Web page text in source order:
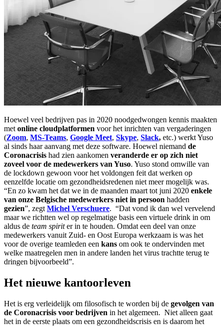
Hoewel veel bedrijven pas in 2020 noodgedwongen kennis maakten
metonline cloudplatformen voor het inrichten van vergaderingen
(Zoom, MS-Teams, Google Meet, Skype, Slack, etc.) werkt Yuso
al sinds haar aanvang met deze software. Hoewel niemand de
Coronacrisis had zien aankomen veranderde er op zich niet
zoveel voor de medewerkers van Yuso. Yuso stond omwille van
de lockdown gewoon voor het voldongen feit dat werken op
eenzelfde locatie om gezondheidsredenen niet meer mogelijk was.
“En zo kwam het dat we in de maanden maart tot juni 2020 enkele
van onze Belgische medewerkers niet in persoon hadden
gezien”, zegtMichel Verschuere. “Dat vond ik dan wel vervelend
maar we richtten wel op regelmatige basis een virtuele drink in om
aldus de team spiriter in te houden. Omdat een deel van onze
medewerkers vanuit Zuid- en Oost Europa werkzaam is was het
voor de overige teamleden een kans om ook te ondervinden met
welke maatregelen men in andere landen het virus trachtte terug te
dringen bijvoorbeeld”.
Het nieuwe kantoorleven
Het is erg verleidelijk om filosofisch te worden bij de gevolgen van
de Coronacrisis voor bedrijven in het algemeen. Niet alleen gaat
het in de eerste plaats om een gezondheidscrisis en is daarom het